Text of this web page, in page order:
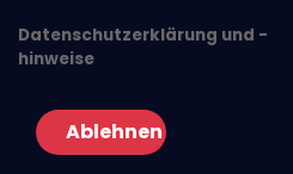
Datenschutzerklärung und -
hinweise
Ablehnen